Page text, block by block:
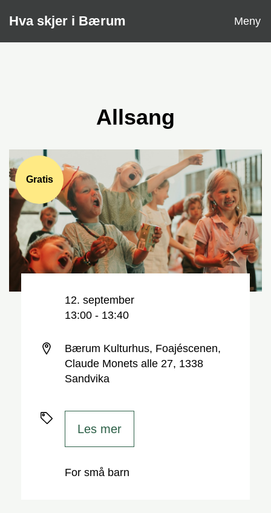
Hva skjer i Bærum Meny
Allsang
12. september
13:00 - 13:40
Bærum Kulturhus, Foajéscenen,
Claude Monets alle 27, 1338
Sandvika
Les mer
For små barn
Gratis